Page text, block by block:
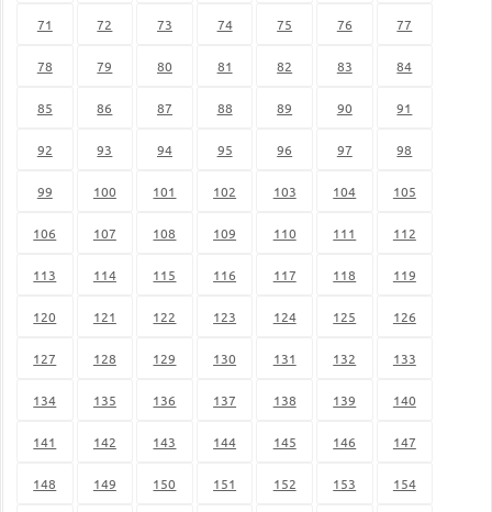
71 72 73 74 75 76 77
78 79 80 81 82 83 84
85 86 87 88 89 90 91
92 93 94 95 96 97 98
99 100 101 102 103 104 105
106 107 108 109 110 111 112
113 114 115 116 117 118 119
120 121 122 123 124 125 126
127 128 129 130 131 132 133
134 135 136 137 138 139 140
141 142 143 144 145 146 147
148 149 150 151 152 153 154